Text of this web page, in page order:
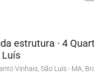
estrutura · 4
Luís
Vinhais, São Luís - MA,